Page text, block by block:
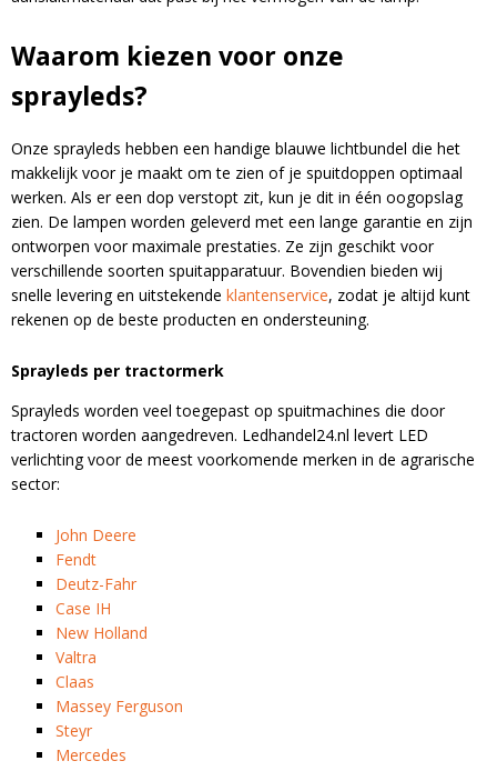
Waarom kiezen voor onze
sprayleds?
Onze sprayleds hebben een handige blauwe lichtbundel die het
makkelijk voor je maakt om te zien of je spuitdoppen optimaal
werken. Als er een dop verstopt zit, kun je dit in één oogopslag
zien. De lampen worden geleverd met een lange garantie en zijn
ontworpen voor maximale prestaties. Ze zijn geschikt voor
verschillende soorten spuitapparatuur. Bovendien bieden wij
snelle levering en uitstekende klantenservice, zodat je altijd kunt
rekenen op de beste producten en ondersteuning.
Sprayleds per tractormerk
Sprayleds worden veel toegepast op spuitmachines die door
tractoren worden aangedreven. Ledhandel24.nl levert LED
verlichting voor de meest voorkomende merken in de agrarische
sector:
John Deere
Fendt
Deutz-Fahr
Case IH
New Holland
Valtra
Claas
Massey Ferguson
Steyr
Mercedes
Blijf op de hoogte van nieuwe product
updates, promoties en aanbiedingen, leuke
klantverhalen en ontdek de klantfoto van de
maand!
Email
A
t
e
r
n
a
t
v
e
:
Bevestig je inschrijving via de bevestigingsmail
in je inbox. Deze ontvang je binnen een paar
minuten.